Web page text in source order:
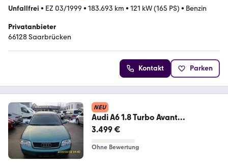
Unfallfrei • EZ 03/1999 • 183.693 km • 121 kW (165 PS) • Benzin
Privatanbieter
66128 Saarbrücken
Kontakt Parken
NEU
Audi A6 1.8 Turbo Avant
Klimaautomatik
3.499 €
Ohne Bewertung